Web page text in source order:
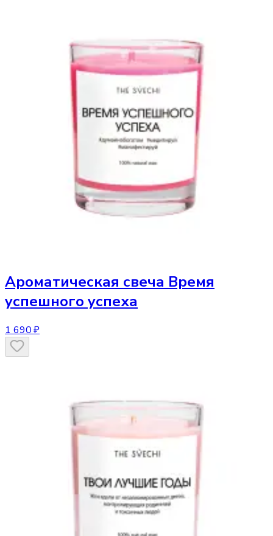
Ароматическая свеча Время
успешного успеха
1 690 ₽